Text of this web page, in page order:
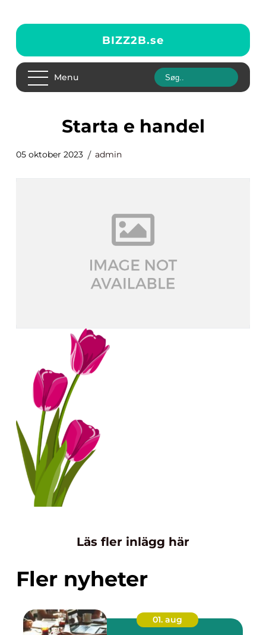
BIZZ2B.se
Menu
starta e handel
05 oktober 2023 admin
Läs fler inlägg här
Fler nyheter
01. aug